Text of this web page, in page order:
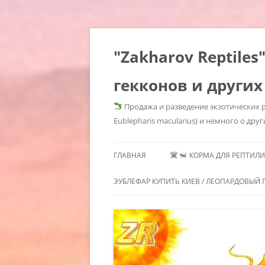
"Zakharov
гекконов и
Продажа и разведение
Eublepharis macularius) и немного о
ГЛАВНАЯ КОРМА ДЛЯ
КОРМОВЫЕ КРЫСЫ
ЗАМОРОЗКА КУПИТЬ /
КОРМОВЫЕ ГРЫЗУНЫ KIEV
КОРМОВЫЕ МЫШИ
ЭУБЛЕФАР КУПИТЬ КИЕВ / ЛЕОПАРДОВЫЙ
СОДЕРЖАНИЕ
ГЕМИТЕКОНИКСОВ /
HEMITHECONYX CAUDICINCTUS /
AFRICAN FAT TAILED GECKO /